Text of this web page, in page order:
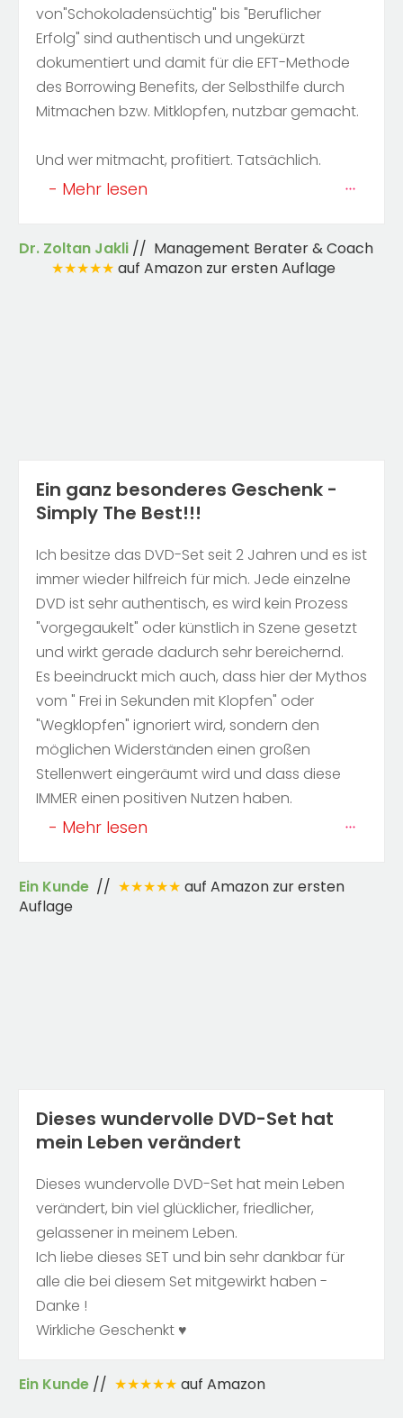
von"Schokoladensüchtig" bis "Beruflicher
Erfolg" sind authentisch und ungekürzt
dokumentiert und damit für die EFT-Methode
des Borrowing Benefits, der Selbsthilfe durch
Mitmachen bzw. Mitklopfen, nutzbar gemacht.
Und wer mitmacht, profitiert. Tatsächlich.
- Mehr lesen
Dr. Zoltan Jakli // Management Berater & Coach
★★★★★ auf Amazon zur ersten Auflage
Ein ganz besonderes Geschenk -
Simply The Best!!!
Ich besitze das DVD-Set seit 2 Jahren und es ist
immer wieder hilfreich für mich. Jede einzelne
DVD ist sehr authentisch, es wird kein Prozess
"vorgegaukelt" oder künstlich in Szene gesetzt
und wirkt gerade dadurch sehr bereichernd.
Es beeindruckt mich auch, dass hier der Mythos
vom " Frei in Sekunden mit Klopfen" oder
"Wegklopfen" ignoriert wird, sondern den
möglichen Widerständen einen großen
Stellenwert eingeräumt wird und dass diese
IMMER einen positiven Nutzen haben.
- Mehr lesen
Ein Kunde // ★★★★★ auf Amazon zur ersten
Auflage
Dieses wundervolle DVD-Set hat
mein Leben verändert
Dieses wundervolle DVD-Set hat mein Leben
verändert, bin viel glücklicher, friedlicher,
gelassener in meinem Leben.
Ich liebe dieses SET und bin sehr dankbar für
alle die bei diesem Set mitgewirkt haben -
Danke !
Wirkliche Geschenkt ♥
Ein Kunde // ★★★★★ auf Amazon